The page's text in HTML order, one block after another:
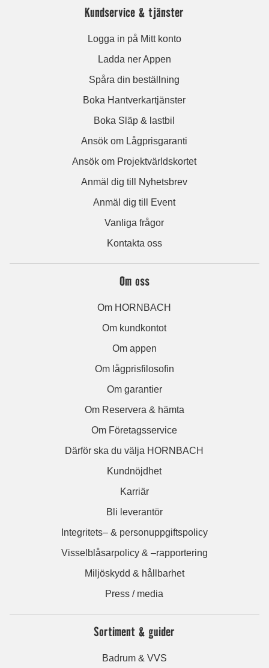
Kundservice & tjänster
Logga in på Mitt konto
Ladda ner Appen
Spåra din beställning
Boka Hantverkartjänster
Boka Släp & lastbil
Ansök om Lågprisgaranti
Ansök om Projektvärldskortet
Anmäl dig till Nyhetsbrev
Anmäl dig till Event
Vanliga frågor
Kontakta oss
Om oss
Om HORNBACH
Om kundkontot
Om appen
Om lågprisfilosofin
Om garantier
Om Reservera & hämta
Om Företagsservice
Därför ska du välja HORNBACH
Kundnöjdhet
Karriär
Bli leverantör
Integritets– & personuppgiftspolicy
Visselblåsarpolicy & –rapportering
Miljöskydd & hållbarhet
Press / media
Sortiment & guider
Badrum & VVS